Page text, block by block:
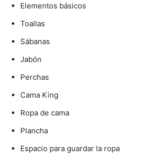
Elementos básicos
Toallas
Sábanas
Jabón
Perchas
Cama King
Ropa de cama
Plancha
Espacio para guardar la ropa